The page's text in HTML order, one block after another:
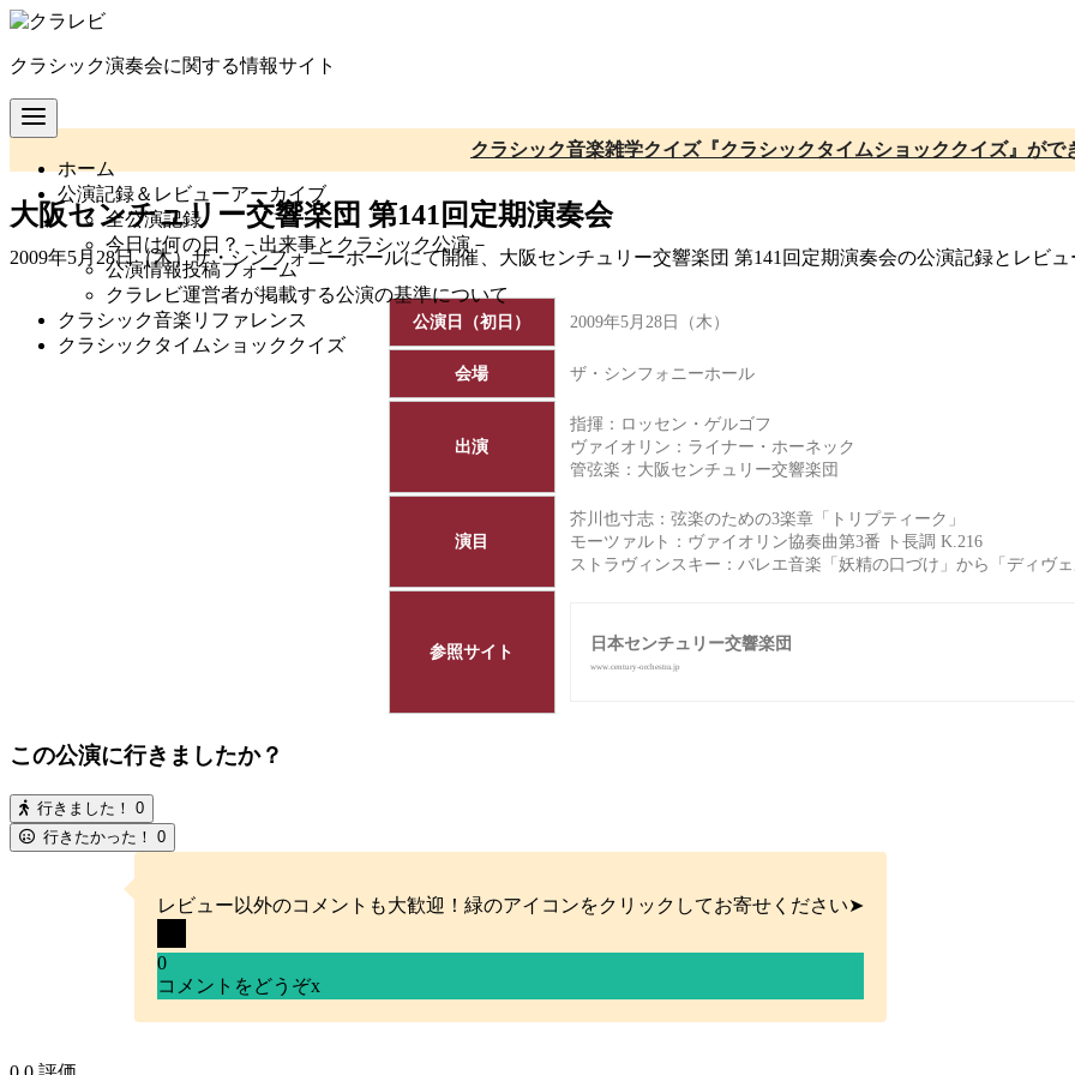
コ
テ
ン
ツ
移
動
クラシック演奏会に関する情報サイト
ホーム
公演記録＆レビューアーカイブ
全公演記録
今日は何の日？－出来事とクラシック公演－
公演情報投稿フォーム
クラレビ運営者が掲載する公演の基準について
クラシック音楽リファレンス
クラシックタイムショッククイズ
クラシック音楽雑学クイズ『クラシックタイムショッククイズ』がで
大阪センチュリー交響楽団 第141回定期演奏会
2009年5月28日（木）ザ・シンフォニーホールにて開催、大阪センチュリー交響楽団 第141回定期演奏会の公演記録とレビ
公演日（初日） 2009年5月28日（木）
会場 ザ・シンフォニーホール
出演
指揮：ロッセン・ゲルゴフ
ヴァイオリン：ライナー・ホーネック
管弦楽：大阪センチュリー交響楽団
演目
芥川也寸志：弦楽のための3楽章「トリプティーク」
モーツァルト：ヴァイオリン協奏曲第3番 ト長調 K.216
参照サイト 日本センチュリー交響楽団
www.century-orchestra.jp
この公演に行きましたか？
行きました！ 0
行きたかった！ 0
レビュー以外のコメントも大歓迎！緑のアイコンをクリックしてお寄せください➤
0
コメントをどうぞx